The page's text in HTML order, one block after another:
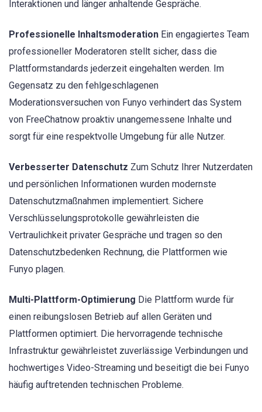
Interaktionen und länger anhaltende Gespräche.
Professionelle Inhaltsmoderation Ein engagiertes Team
professioneller Moderatoren stellt sicher, dass die
Plattformstandards jederzeit eingehalten werden. Im
Gegensatz zu den fehlgeschlagenen
Moderationsversuchen von Funyo verhindert das System
von FreeChatnow proaktiv unangemessene Inhalte und
sorgt für eine respektvolle Umgebung für alle Nutzer.
Verbesserter Datenschutz Zum Schutz Ihrer Nutzerdaten
und persönlichen Informationen wurden modernste
Datenschutzmaßnahmen implementiert. Sichere
Verschlüsselungsprotokolle gewährleisten die
Vertraulichkeit privater Gespräche und tragen so den
Datenschutzbedenken Rechnung, die Plattformen wie
Funyo plagen.
Multi-Plattform-Optimierung Die Plattform wurde für
einen reibungslosen Betrieb auf allen Geräten und
Plattformen optimiert. Die hervorragende technische
Infrastruktur gewährleistet zuverlässige Verbindungen und
hochwertiges Video-Streaming und beseitigt die bei Funyo
häufig auftretenden technischen Probleme.